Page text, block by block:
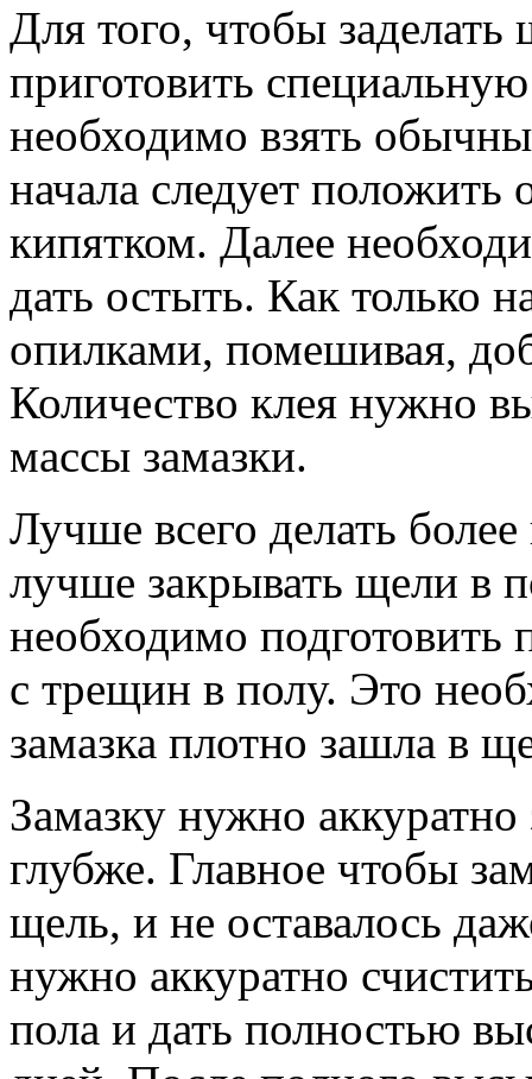
Для того, чтобы
приготовить
необходимо взять
начала следует положить
кипятком. Далее
дать остыть. Как только
опилками, помешивая,
Количество клея нужно
массы замазки.
Лучше всего делать
лучше закрывать щели в
необходимо подготовить
с трещин в полу. Это
замазка плотно зашла в
Замазку нужно
глубже. Главное чтобы
щель, и не оставалось
нужно аккуратно
пола и дать полностью